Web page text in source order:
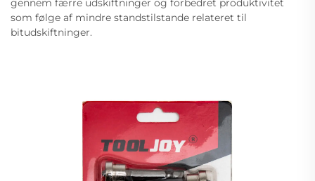
gennem færre udskiftninger og forbedret produktivitet
som følge af mindre standstilstande relateret til
bitudskiftninger.